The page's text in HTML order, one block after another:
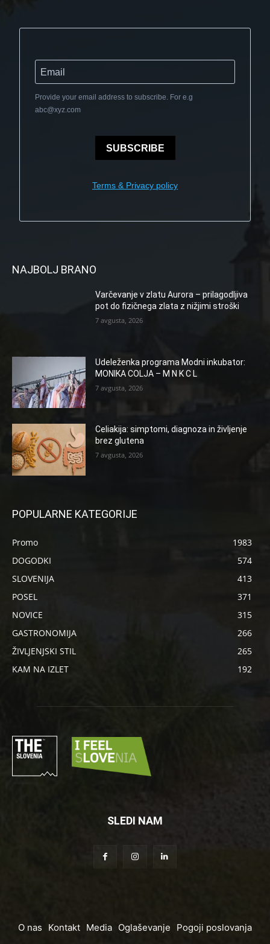
Provide your email address to subscribe. For e.g
abc@xyz.com
SUBSCRIBE
Terms & Privacy policy
NAJBOLJ BRANO
Varčevanje v zlatu Aurora – prilagodljiva
pot do fizičnega zlata z nižjimi stroški
7 avgusta, 2026
Udeleženka programa Modni inkubator:
MONIKA COLJA – M N K C L
7 avgusta, 2026
Celiakija: simptomi, diagnoza in življenje
brez glutena
7 avgusta, 2026
POPULARNE KATEGORIJE
Promo
1983
DOGODKI
574
SLOVENIJA
413
POSEL
371
NOVICE
315
GASTRONOMIJA
266
ŽIVLJENJSKI STIL
265
KAM NA IZLET
192
SLEDI NAM
O nas Kontakt Media Oglaševanje Pogoji poslovanja